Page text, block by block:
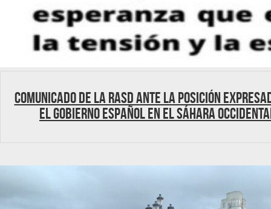
Comunicado de la RASD ante la posición
el Gobierno español en el Sáhara